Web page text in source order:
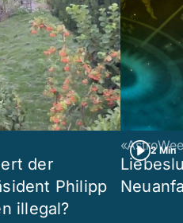
der
Philipp
illegal?
2 Min